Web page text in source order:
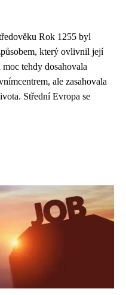
Rok 1255 byl
který ovlivnil její
tehdy dosahovala
ale zasahovala
Střední Evropa se